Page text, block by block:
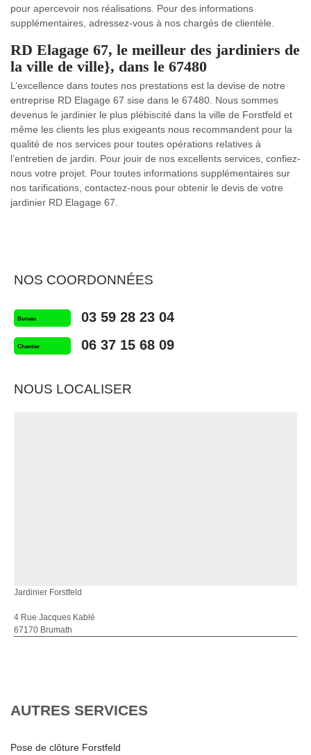
pour apercevoir nos réalisations. Pour des informations
supplémentaires, adressez-vous à nos chargés de clientèle.
RD Elagage 67, le meilleur des jardiniers de
la ville de ville}, dans le 67480
L’excellence dans toutes nos prestations est la devise de notre
entreprise RD Elagage 67 sise dans le 67480. Nous sommes
devenus le jardinier le plus plébiscité dans la ville de Forstfeld et
même les clients les plus exigeants nous recommandent pour la
qualité de nos services pour toutes opérations relatives à
l’entretien de jardin. Pour jouir de nos excellents services, confiez-
nous votre projet. Pour toutes informations supplémentaires sur
nos tarifications, contactez-nous pour obtenir le devis de votre
jardinier RD Elagage 67.
NOS COORDONNÉES
Bureau 03 59 28 23 04
Chantier 06 37 15 68 09
NOUS LOCALISER
Jardinier Forstfeld
4 Rue Jacques Kablé
67170 Brumath
AUTRES SERVICES
Pose de clôture Forstfeld